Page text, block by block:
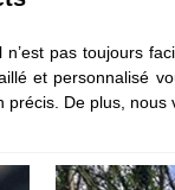
pas toujours
et personnalisé
De plus,